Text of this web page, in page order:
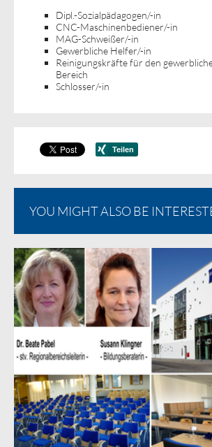
Dipl.-Sozialpädagogen/-in
CNC-Maschinenbediener/-in
MAG-Schweißer/-in
Gewerbliche Helfer/-in
Reinigungskräfte für den
Bereich
Schlosser/-in
YOU MIGHT ALSO BE